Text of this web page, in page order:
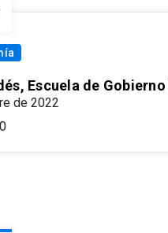
Escuela de Gobierno
de 2022